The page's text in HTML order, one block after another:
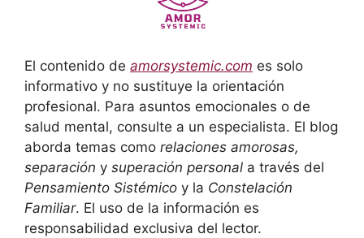
El contenido de amorsystemic.com es solo
informativo y no sustituye la orientación
profesional. Para asuntos emocionales o de
salud mental, consulte a un especialista. El blog
aborda temas como relaciones amorosas,
separación y superación personal a través del
Pensamiento Sistémico y la Constelación
Familiar. El uso de la información es
responsabilidad exclusiva del lector.